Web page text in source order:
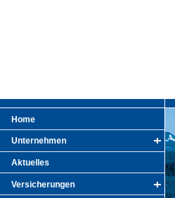
Home
Unternehmen
Aktuelles
Versicherungen